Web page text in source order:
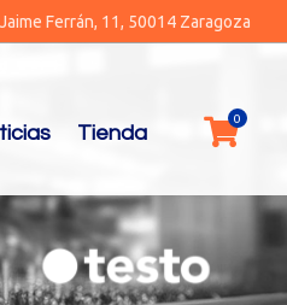
Ferrán, 11, 50014 Zaragoza
Tienda